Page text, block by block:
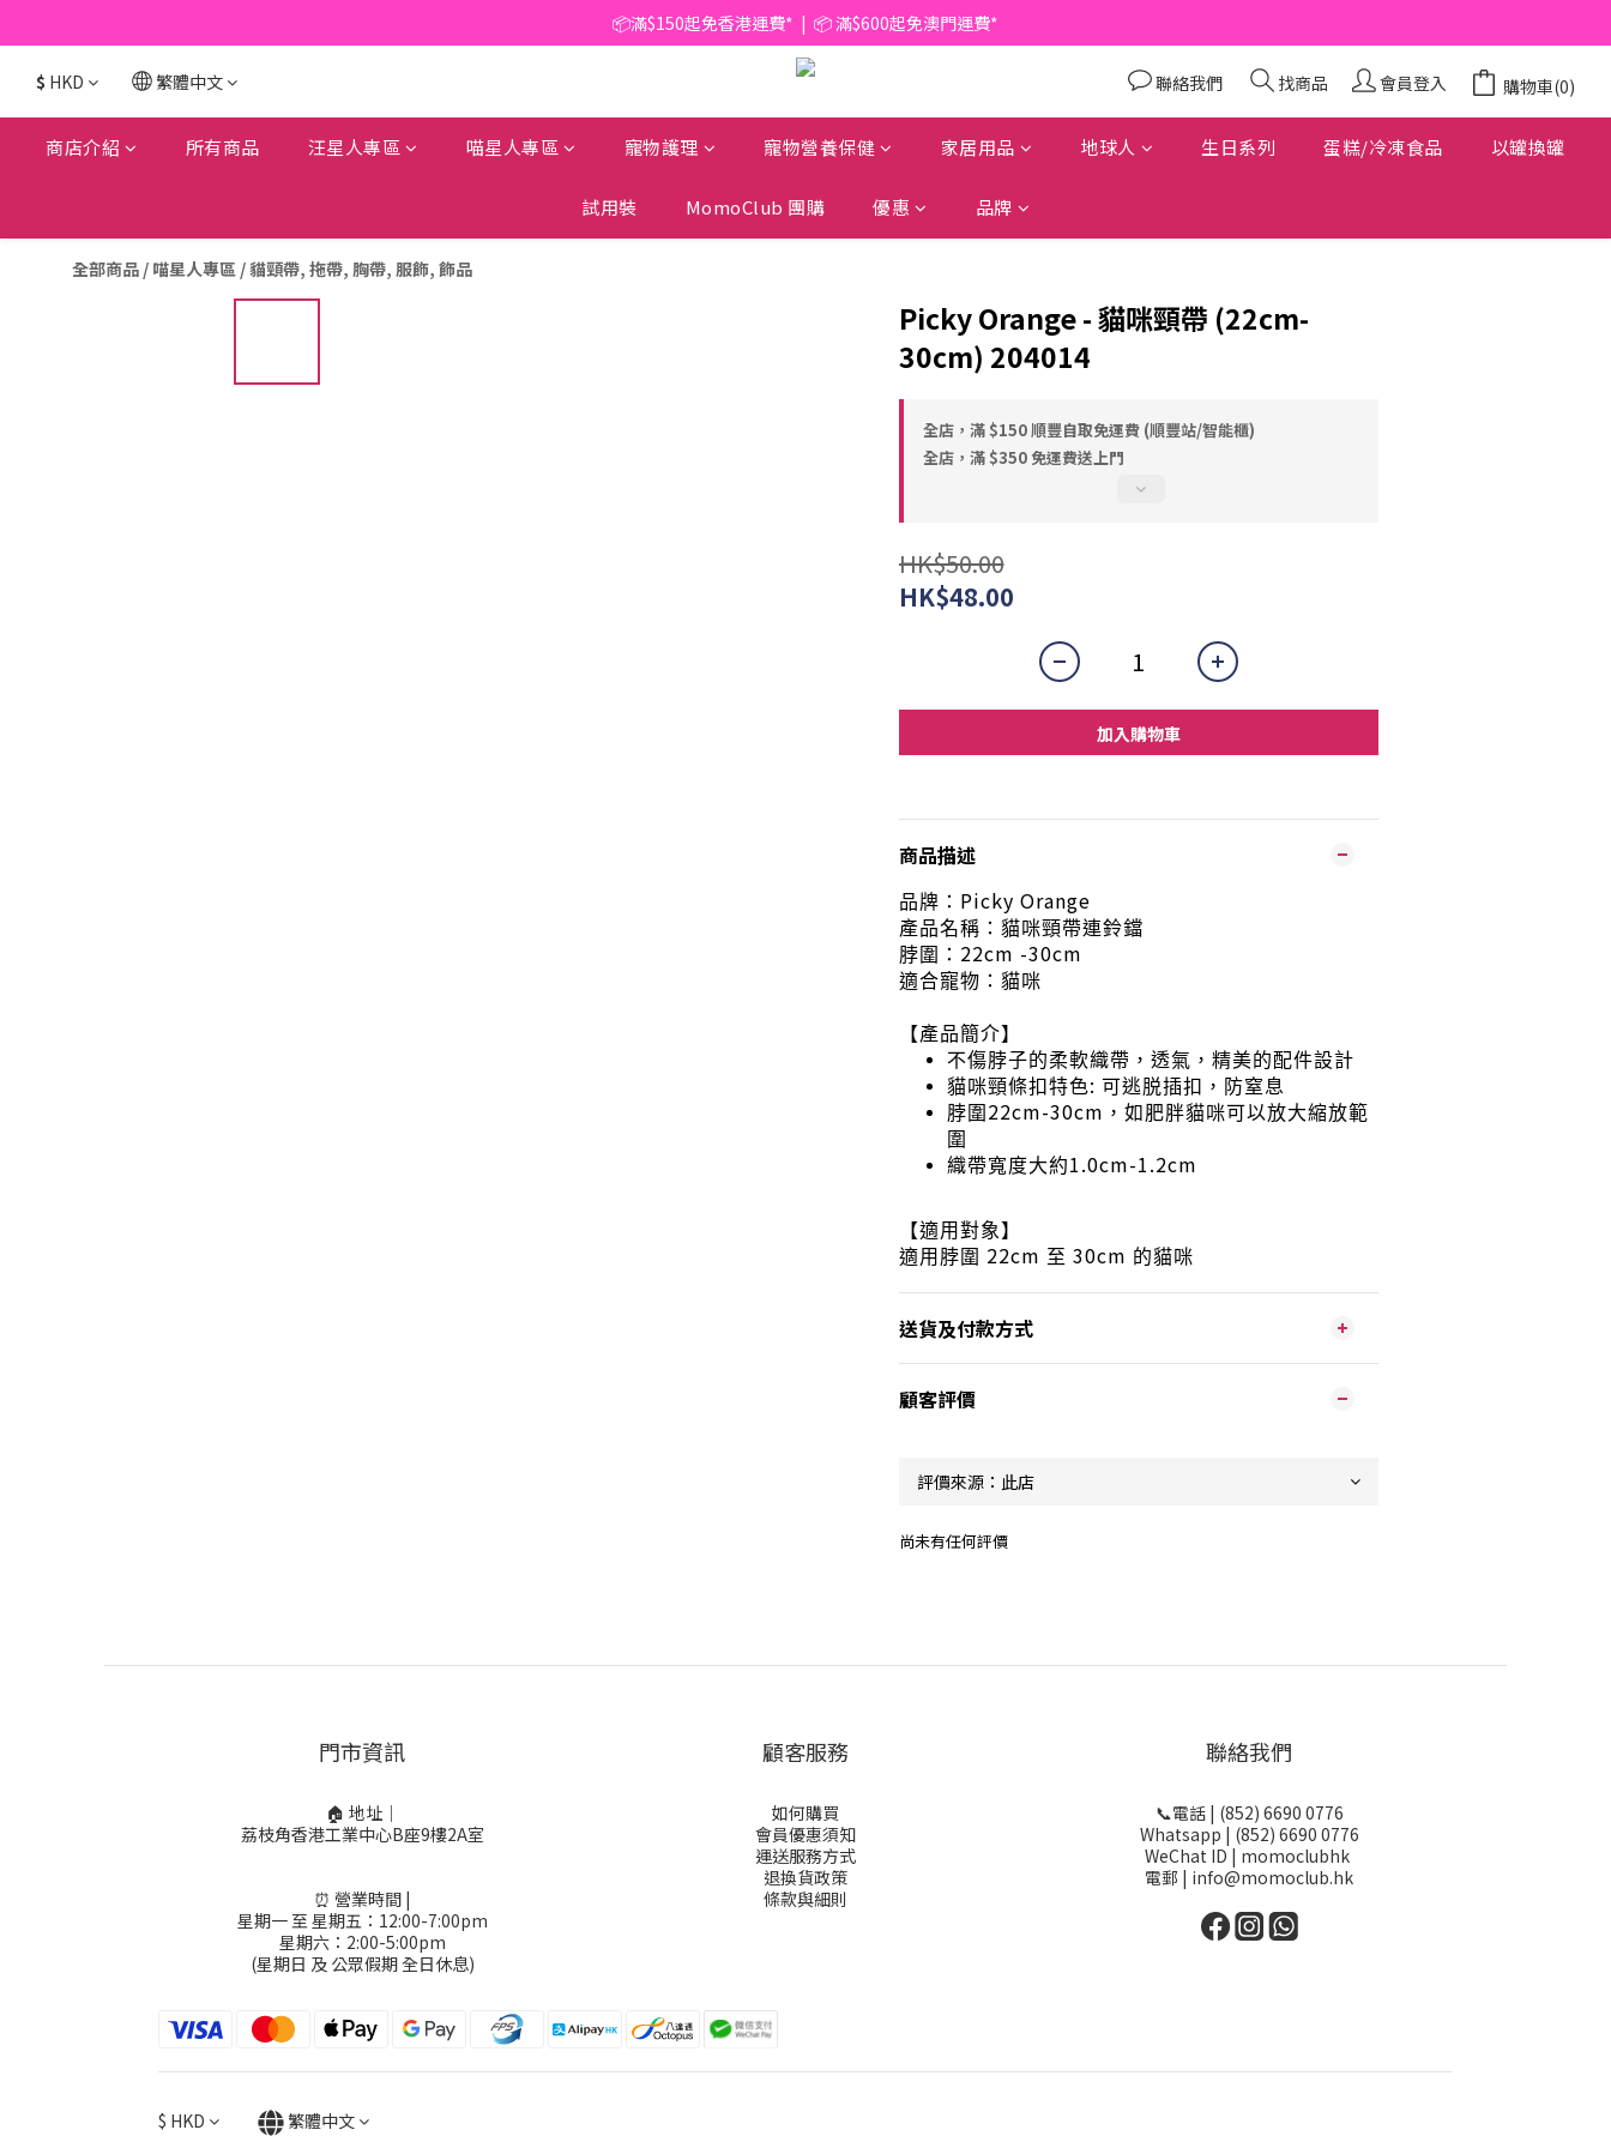
📦滿$150起免香港運費*  |  📦 滿$600起免澳門運費*
📦滿$150起免香港運費*  |  📦 滿$600起免澳門運費*
🥫 罐頭優惠 | 任選* 6件 即減 $6 |  任選* 24件 即減 $30 🥫 (按此了解更多)
📦滿$150起免香港運費*  |  📦 滿$600起免澳門運費*
$ HKD 繁體中文 聯絡我們 找商品 會員登入 購物車(0)
商店介紹 所有商品 汪星人專區 喵星人專區 寵物護理 寵物營養保健 家居用品 地球人 生日系列 蛋糕/冷凍食品 以罐換罐
試用裝 MomoClub 團購 優惠 品牌
全部商品 / 喵星人專區 /貓頸帶, 拖帶, 胸帶, 服飾, 飾品
Picky Orange - 貓咪頸帶 (22cm-
30cm) 204014
全店，滿 $150 順豐自取免運費 (順豐站/智能櫃)
全店，滿 $350 免運費送上門
HK$50.00
HK$48.00
加入購物車
商品描述
品牌： Picky Orange
產品名稱：貓咪頸帶連鈴鐺
脖圍： 22cm -30cm
適合寵物：貓咪
【產品簡介】
不傷脖子的柔軟織帶，透氣，精美的配件設計
貓咪頸條扣特色: 可逃脱插扣，防窒息
脖圍 22cm-30cm ，如肥胖貓咪可以放大縮放範
圍
織帶寬度大約1.0cm-1.2cm
【適用對象】
適用脖圍 22cm 至 30cm 的貓咪
送貨及付款方式
顧客評價
尚未有任何評價
門市資訊
🏠 地址｜
荔枝角香港工業中心B座9樓2A室
⏰ 營業時間 |
星期一 至 星期五：12:00-7:00pm
星期六：2:00-5:00pm
(星期日 及 公眾假期 全日休息)
顧客服務
如何購買
會員優惠須知
運送服務方式
退換貨政策
條款與細則
聯絡我們
📞電話 | (852) 6690 0776
Whatsapp | (852) 6690 0776
WeChat ID | momoclubhk
電郵 | info@momoclub.hk
$ HKD 繁體中文